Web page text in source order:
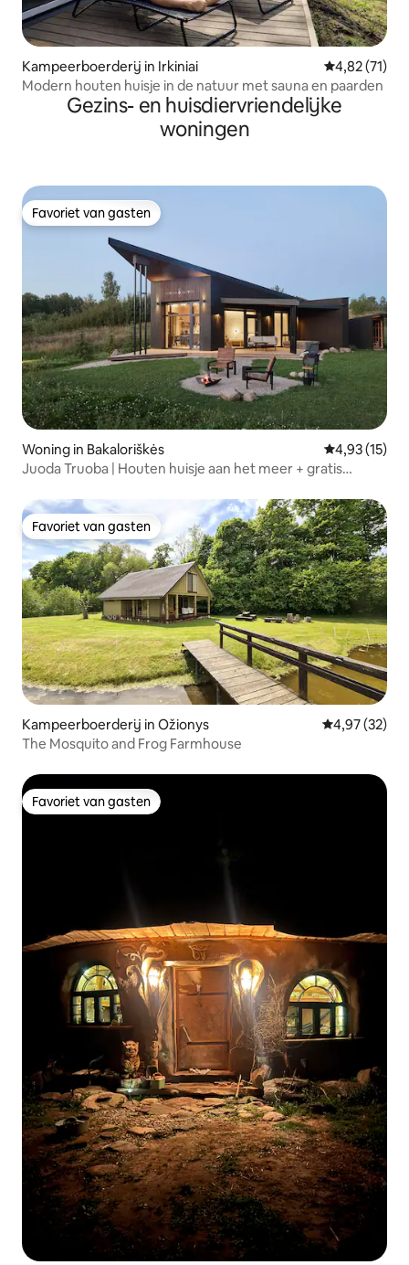
Kampeerboerderij in Irkiniai Gemiddelde
4,82 (71)
Modern houten huisje in de natuur met sauna en paarden
Gezins- en huisdiervriendelijke
woningen
Favoriet van gasten
Favoriet van gasten
Woning in Bakaloriškės Gemiddelde
4,93 (15)
Juoda Truoba | Houten huisje aan het meer + gratis
Favoriet van gasten
Favoriet van gasten
Kampeerboerderij in Ožionys Gemiddelde
4,97 (32)
The Mosquito and Frog Farmhouse
Favoriet van gasten
Favoriet van gasten